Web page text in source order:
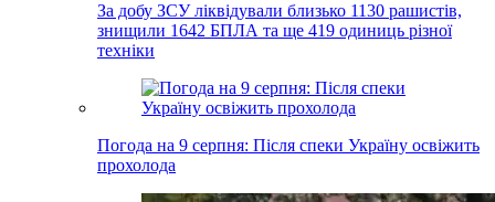
За добу ЗСУ ліквідували близько 1130 рашистів,
знищили 1642 БПЛА та ще 419 одиниць різної
техніки
Погода на 9 серпня: Після спеки Україну освіжить
прохолода